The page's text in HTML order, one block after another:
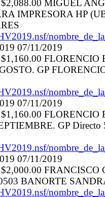
MIGUEL
IMPRESORA HP
07/11/2019
GP
07/11/2019
GP
07/11/2019
BANORTE